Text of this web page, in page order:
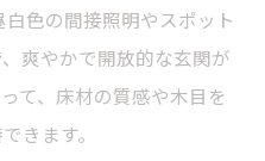
色の間接照明やスポット
爽やかで開放的な玄関が
て、床材の質感や木目を
きます。